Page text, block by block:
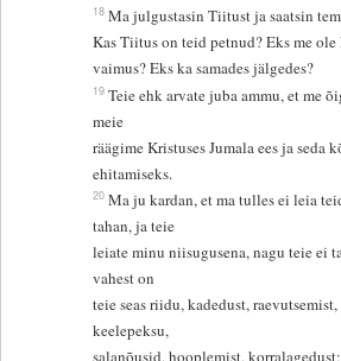
18 Ma julgustasin Tiitust ja saatsin
Kas Tiitus on teid petnud? Eks me ole
vaimus? Eks ka samades jälgedes?
19 Teie ehk arvate juba ammu, et me
meie
räägime Kristuses Jumala ees ja seda
ehitamiseks.
20 Ma ju kardan, et ma tulles ei leia
tahan, ja teie
leiate minu niisugusena, nagu teie ei
vahest on
teie seas riidu, kadedust,
keelepeksu,
salanõusid, hooplemist, korralagedust;